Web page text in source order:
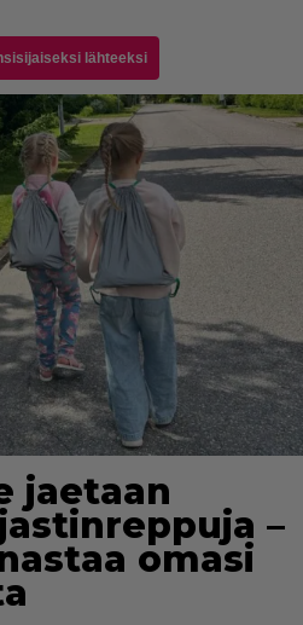
lähteeksi
jaetaan
–
omasi